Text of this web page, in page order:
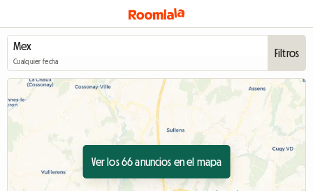
Cualquier fecha
Filtros
Ver los 66 anuncios en el mapa